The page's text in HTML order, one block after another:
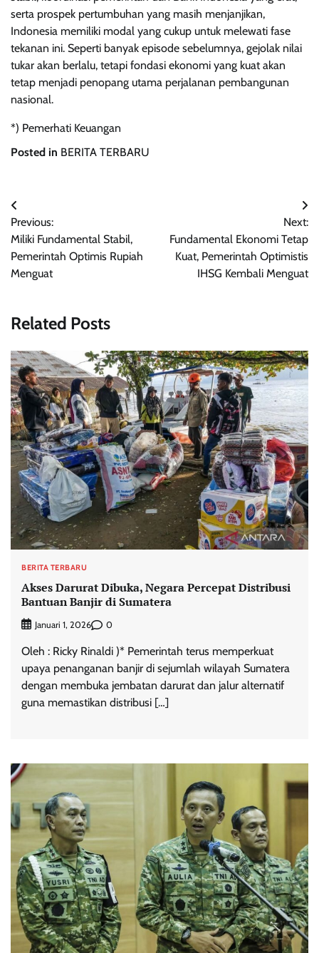
serta prospek pertumbuhan yang masih menjanjikan,
Indonesia memiliki modal yang cukup untuk melewati fase
tekanan ini. Seperti banyak episode sebelumnya, gejolak nilai
tukar akan berlalu, tetapi fondasi ekonomi yang kuat akan
tetap menjadi penopang utama perjalanan pembangunan
nasional.
*) Pemerhati Keuangan
Posted in BERITA TERBARU
Navigasi
pos
Previous:
Miliki Fundamental Stabil,
Pemerintah Optimis Rupiah
Menguat
Next:
Fundamental Ekonomi Tetap
Kuat, Pemerintah Optimistis
IHSG Kembali Menguat
Related Posts
BERITA TERBARU
Akses Darurat Dibuka, Negara Percepat Distribusi
Bantuan Banjir di Sumatera
Januari 1, 2026 0
Oleh : Ricky Rinaldi )* Pemerintah terus memperkuat
upaya penanganan banjir di sejumlah wilayah Sumatera
dengan membuka jembatan darurat dan jalur alternatif
guna memastikan distribusi […]